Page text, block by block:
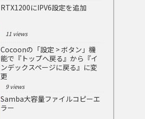
RTX1200にIPV6設定を追加
11 views
Cocoonの「設定 > ボタン」機
能で『トップへ戻る』から『イ
ンデックスページに戻る』に変
更
9 views
Samba大容量ファイルコピーエ
ラー